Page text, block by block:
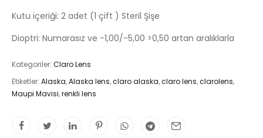
Kutu içeriği: 2 adet (1 çift ) Steril Şişe
Dioptri: Numarasız ve -1,00/-5,00 >0,50 artan aralıklarla
Kategoriler: Claro Lens
Etiketler: Alaska,Alaska lens,claro alaska,claro lens,clarolens,
Maupi Mavisi,renkli lens